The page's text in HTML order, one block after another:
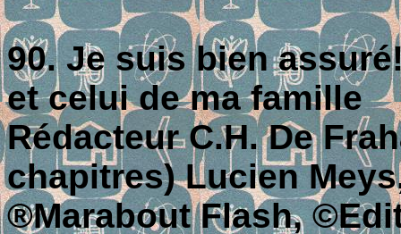
90. Je suis bien
et celui de ma famille
Rédacteur C.H. De
chapitres) Lucien
®Marabout Flash,